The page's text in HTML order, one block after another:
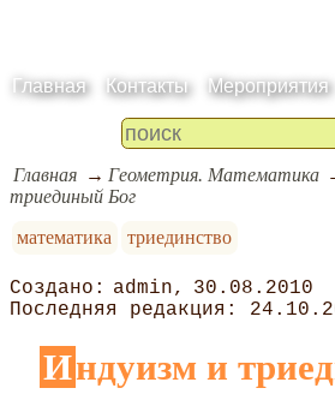
Главная Контакты Мероприятия
Главная Геометрия. Математика
триединый Бог
математика
триединство
admin
30.08.2010
Индуизм и